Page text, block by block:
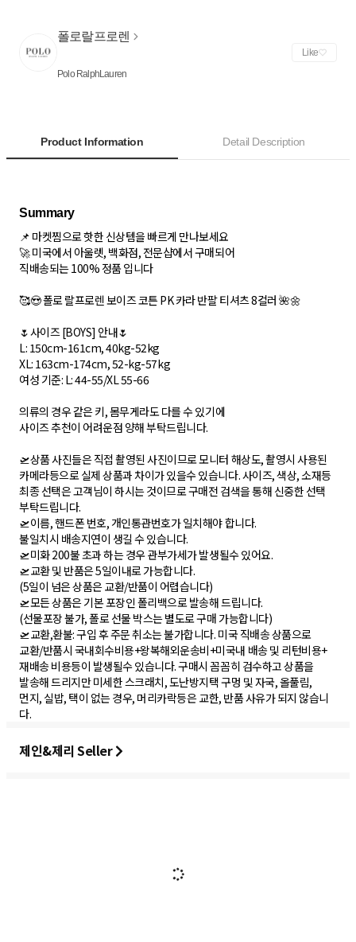
폴로랄프로렌
Polo RalphLauren
Like
Product Information Detail Description
Summary
📌 마켓찜으로 핫한 신상템을 빠르게 만나보세요
🚀 미국에서 아울렛, 백화점, 전문샵에서 구매되어
직배송되는 100% 정품 입니다
🥰😍 폴로 랄프로렌 보이즈 코튼 PK 카라 반팔 티셔츠 8컬러 🌺🌼
🌷사이즈 [BOYS] 안내🌷
L: 150cm-161cm, 40kg-52kg
XL: 163cm-174cm, 52-kg-57kg
여성 기준: L: 44-55/XL 55-66
의류의 경우 같은 키, 몸무게라도 다를 수 있기에
사이즈 추천이 어려운점 양해 부탁드립니다.
🛫상품 사진들은 직접 촬영된 사진이므로 모니터 해상도, 촬영시 사용된
카메라등으로 실제 상품과 차이가 있을수 있습니다. 사이즈, 색상, 소재등
최종 선택은 고객님이 하시는 것이므로 구매전 검색을 통해 신중한 선택
부탁드립니다.
🛫이름, 핸드폰 번호, 개인통관번호가 일치해야 합니다.
불일치시 배송지연이 생길 수 있습니다.
🛫미화 200불 초과 하는 경우 관부가세가 발생될수 있어요.
🛫교환 및 반품은 5일이내로 가능합니다.
(5일이 넘은 상품은 교환/반품이 어렵습니다)
🛫모든 상품은 기본 포장인 폴리백으로 발송해 드립니다.
(선물포장 불가, 폴로 선물 박스는 별도로 구매 가능합니다)
🛫교환,환불: 구입 후 주문 취소는 불가합니다. 미국 직배송 상품으로
교환/반품시 국내회수비용+왕복해외운송비+미국내 배송 및 리턴비용+
재배송 비용등이 발생될수 있습니다. 구매시 꼼꼼히 검수하고 상품을
발송해 드리지만 미세한 스크래치, 도난방지택 구멍 및 자국, 올풀림,
먼지, 실밥, 택이 없는 경우, 머리카락등은 교한, 반품 사유가 되지 않습니
다.
제인&제리 Seller